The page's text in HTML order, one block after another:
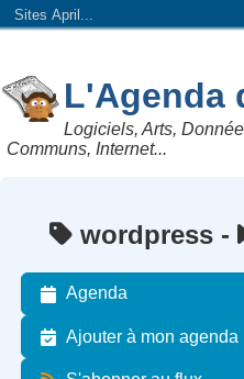
Sites April...
L'Agenda
Logiciels, Arts,
Communs, Internet...
wordpress -
Agenda
Ajouter à mon agenda